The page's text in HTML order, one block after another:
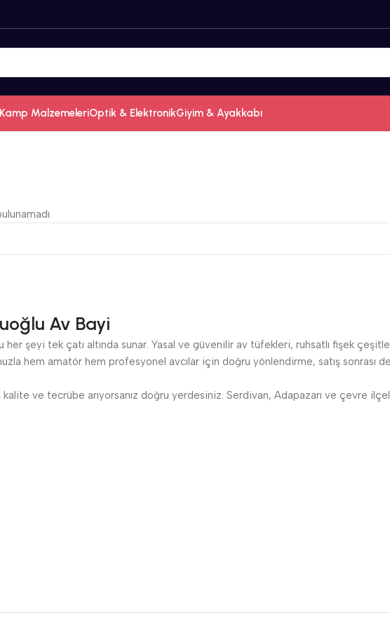
Kamp MalzemeleriOptik & ElektronikGiyim & Ayakkabı
Av Bayi
her şeyi tek çatı altında sunar. Yasal ve güvenilir av tüfekleri, ruhsatlı fişek
hem amatör hem profesyonel avcılar için doğru yönlendirme, satış sonrası
ve tecrübe arıyorsanız doğru yerdesiniz. Serdivan, Adapazarı ve çevre